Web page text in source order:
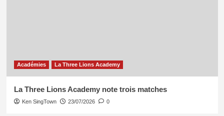
Académies La Three Lions Academy
La Three Lions Academy note trois matches
Ken SingTown 23/07/2026 0